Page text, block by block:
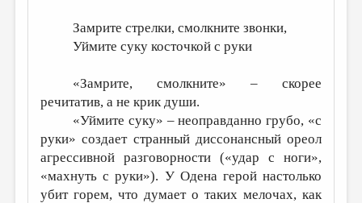
Замрите стрелки, смолкните звонки,
Уймите суку косточкой с руки
«Замрите, смолкните» – скорее
речитатив, а не крик души.
«Уймите суку» – неоправданно грубо, «с
руки» создает странный диссонансный ореол
агрессивной разговорности («удар с ноги»,
«махнуть с руки»). У Одена герой настолько
убит горем, что думает о таких мелочах, как